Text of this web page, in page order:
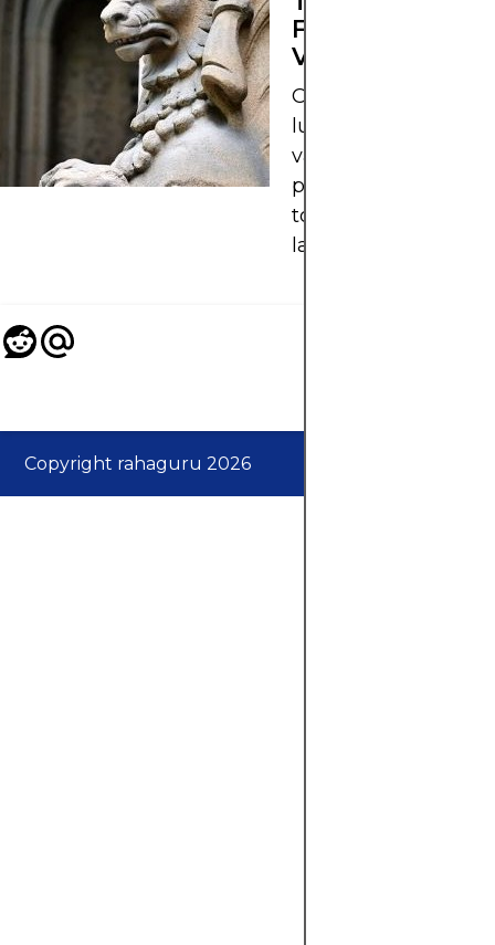
FOREX-
VÄLITTÄJÄSSÄ
Ota selvää, kuinka
luotettava Forex-
välittäjä,
palkkioista kaupan
toteutukseen ja
laatuun.
Copyright rahaguru 2026